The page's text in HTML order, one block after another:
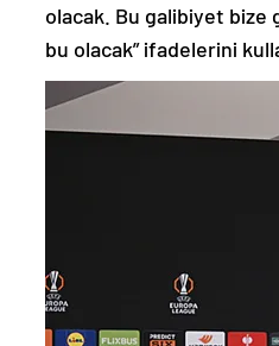
olacak. Bu galibiyet bize
bu olacak” ifadelerini